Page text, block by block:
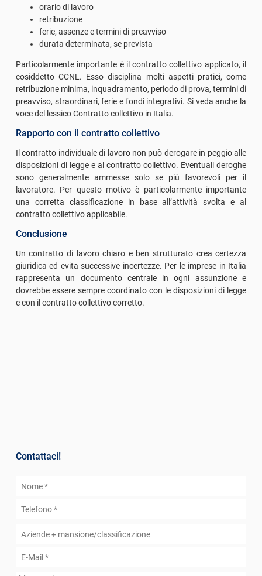
orario di lavoro
retribuzione
ferie, assenze e termini di preavviso
durata determinata, se prevista
Particolarmente importante è il contratto collettivo applicato, il
cosiddetto CCNL. Esso disciplina molti aspetti pratici, come
retribuzione minima, inquadramento, periodo di prova, termini di
preavviso, straordinari, ferie e fondi integrativi. Si veda anche la
voce del lessico Contratto collettivo in Italia.
Rapporto con il contratto collettivo
Il contratto individuale di lavoro non può derogare in peggio alle
disposizioni di legge e al contratto collettivo. Eventuali deroghe
sono generalmente ammesse solo se più favorevoli per il
lavoratore. Per questo motivo è particolarmente importante
una corretta classificazione in base all’attività svolta e al
contratto collettivo applicabile.
Conclusione
Un contratto di lavoro chiaro e ben strutturato crea certezza
giuridica ed evita successive incertezze. Per le imprese in Italia
rappresenta un documento centrale in ogni assunzione e
dovrebbe essere sempre coordinato con le disposizioni di legge
e con il contratto collettivo corretto.
Contattaci!